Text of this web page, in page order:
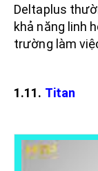
Deltaplus
khả năng linh
trường làm
1.11. Titan